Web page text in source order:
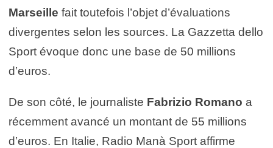
Marseille fait toutefois l’objet d’évaluations
divergentes selon les sources. La Gazzetta dello
Sport évoque donc une base de 50 millions
d’euros.
De son côté, le journaliste Fabrizio Romano a
récemment avancé un montant de 55 millions
d’euros. En Italie, Radio Manà Sport affirme